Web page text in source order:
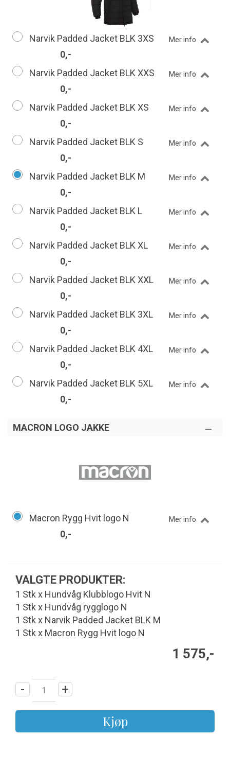
Narvik Padded Jacket BLK 3XS Mer info
0,-
Narvik Padded Jacket BLK XXS
Mer info
0,-
Narvik Padded Jacket BLK XS
Mer info
0,-
Narvik Padded Jacket BLK S
Mer info
0,-
Narvik Padded Jacket BLK M
Mer info
0,-
Narvik Padded Jacket BLK L
Mer info
0,-
Narvik Padded Jacket BLK XL
Mer info
0,-
Narvik Padded Jacket BLK XXL
Mer info
0,-
Narvik Padded Jacket BLK 3XL
Mer info
0,-
Narvik Padded Jacket BLK 4XL
Mer info
0,-
Narvik Padded Jacket BLK 5XL
Mer info
0,-
MACRON LOGO JAKKE
Macron Rygg Hvit logo N Mer info
0,-
VALGTE PRODUKTER:
1 Stk x Hundvåg Klubblogo Hvit N
1 Stk x Hundvåg rygglogo N
1 Stk x Narvik Padded Jacket BLK M
1 Stk x Macron Rygg Hvit logo N
1 575,-
- +
Kjøp